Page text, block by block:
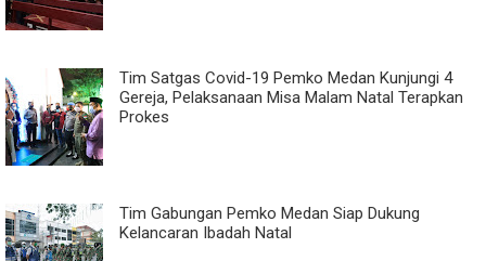
Tim Satgas Covid-19 Pemko Medan Kunjungi 4
Gereja, Pelaksanaan Misa Malam Natal Terapkan
Prokes
Tim Gabungan Pemko Medan Siap Dukung
Kelancaran Ibadah Natal